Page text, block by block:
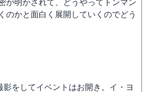
が明かされて、どうやってトンマン
のかと面白く展開していくのでどう
をしてイベントはお開き。イ・ヨ